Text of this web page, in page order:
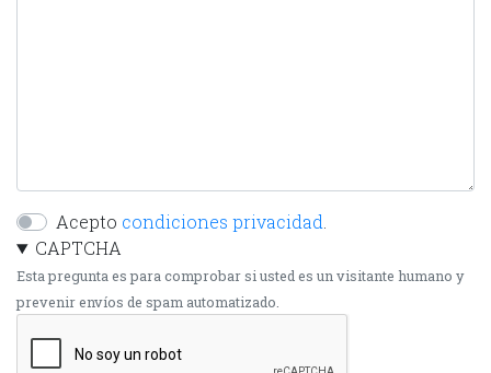
Acepto condiciones privacidad
CAPTCHA
Esta pregunta es para comprobar si usted es un visitante humano y
prevenir envíos de spam automatizado.